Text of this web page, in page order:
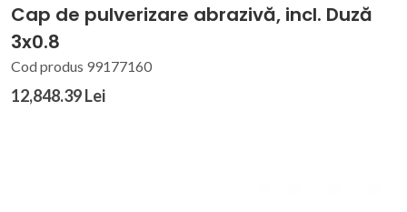
Cap de pulverizare abrazivă, incl. Duză
3x0.8
Cod produs 99177160
12,848.39 Lei